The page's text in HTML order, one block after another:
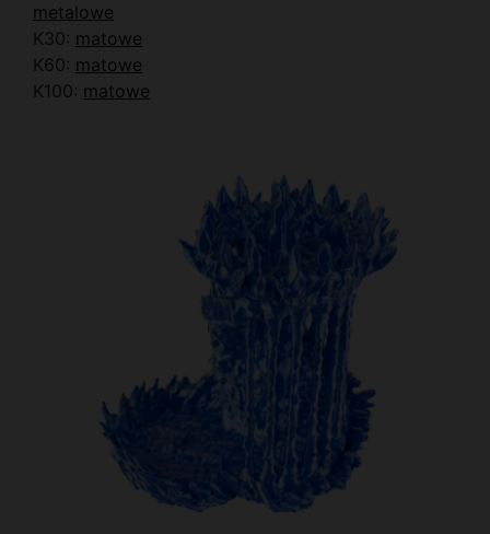
metalowe
K30: matowe
K60: matowe
K100: matowe